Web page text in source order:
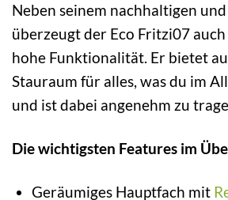
Neben seinem nachhaltigen
überzeugt der Eco Fritzi07
hohe Funktionalität. Er bietet
Stauraum für alles, was du im
und ist dabei angenehm zu
Die wichtigsten Features im
Geräumiges Hauptfach mit